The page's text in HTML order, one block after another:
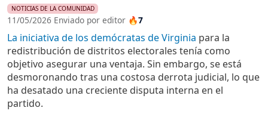
NOTICIAS DE LA COMUNIDAD
11/05/2026 Enviado por editor 🔥7
La iniciativa de los demócratas de Virginia para la
redistribución de distritos electorales tenía como
objetivo asegurar una ventaja. Sin embargo, se está
desmoronando tras una costosa derrota judicial, lo que
ha desatado una creciente disputa interna en el
partido.